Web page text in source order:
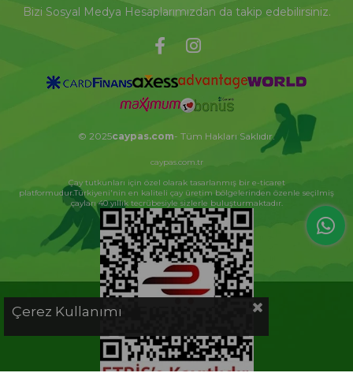
Bizi Sosyal Medya Hesaplarımızdan da takip edebilirsiniz.
© 2025caypas.com- Tüm Hakları Saklıdır.
caypas.com.tr
Çay tutkunları için özel olarak tasarlanmış bir e-ticaret
platformudur.Türkiyeni'nin en kaliteli çay üretim bölgelerinden özenle seçilmiş
çayları 40 yıllık tecrübesiyle sizlerle buluşturmaktadır.
Çerez Kullanımı